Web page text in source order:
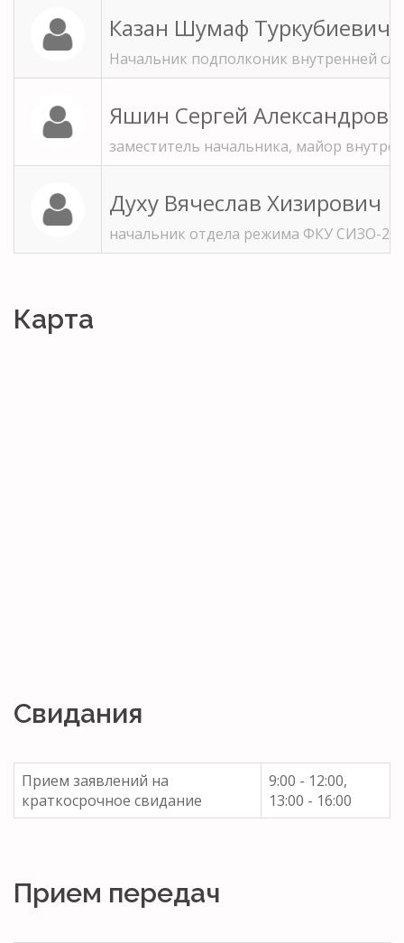
Казан Шумаф Туркубиевич
Начальник подполконик внутренней
Яшин Сергей
заместитель начальника, майор
Духу Вячеслав Хизирович
начальник отдела режима ФКУ СИЗО-
Карта
Свидания
Прием заявлений на
краткосрочное свидание
9:00 - 12:00,
13:00 - 16:00
Прием передач